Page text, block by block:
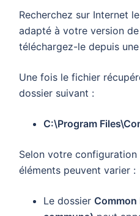
Recherchez sur Internet
adapté à votre version
téléchargez-le depuis
Une fois le fichier
dossier suivant :
C:\Program
Selon votre
éléments peuvent varier :
Le dossier Common